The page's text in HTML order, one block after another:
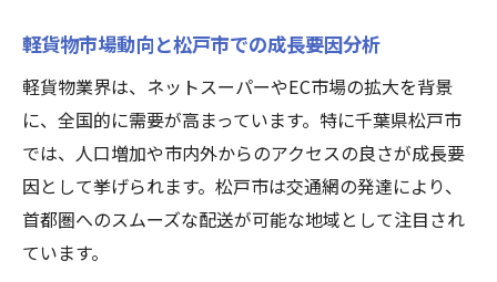
デジタル化が進む軽貨物ビジネスの展望
人口増加と軽貨物事業の相乗効果を探る
未来志向の軽貨物経営戦略で差をつける
効率的な拠点展開が鍵の軽貨物経営術
軽貨物拠点配置の最適化による業務効率化
拠点展開が軽貨物事業成長を加速させる理
軽貨物市場動向と松戸市での成長要因分析
軽貨物業界は、ネットスーパーやEC市場の拡大を背景
に、全国的に需要が高まっています。特に千葉県松戸市
では、人口増加や市内外からのアクセスの良さが成長要
因として挙げられます。松戸市は交通網の発達により、
首都圏へのスムーズな配送が可能な地域として注目され
ています。